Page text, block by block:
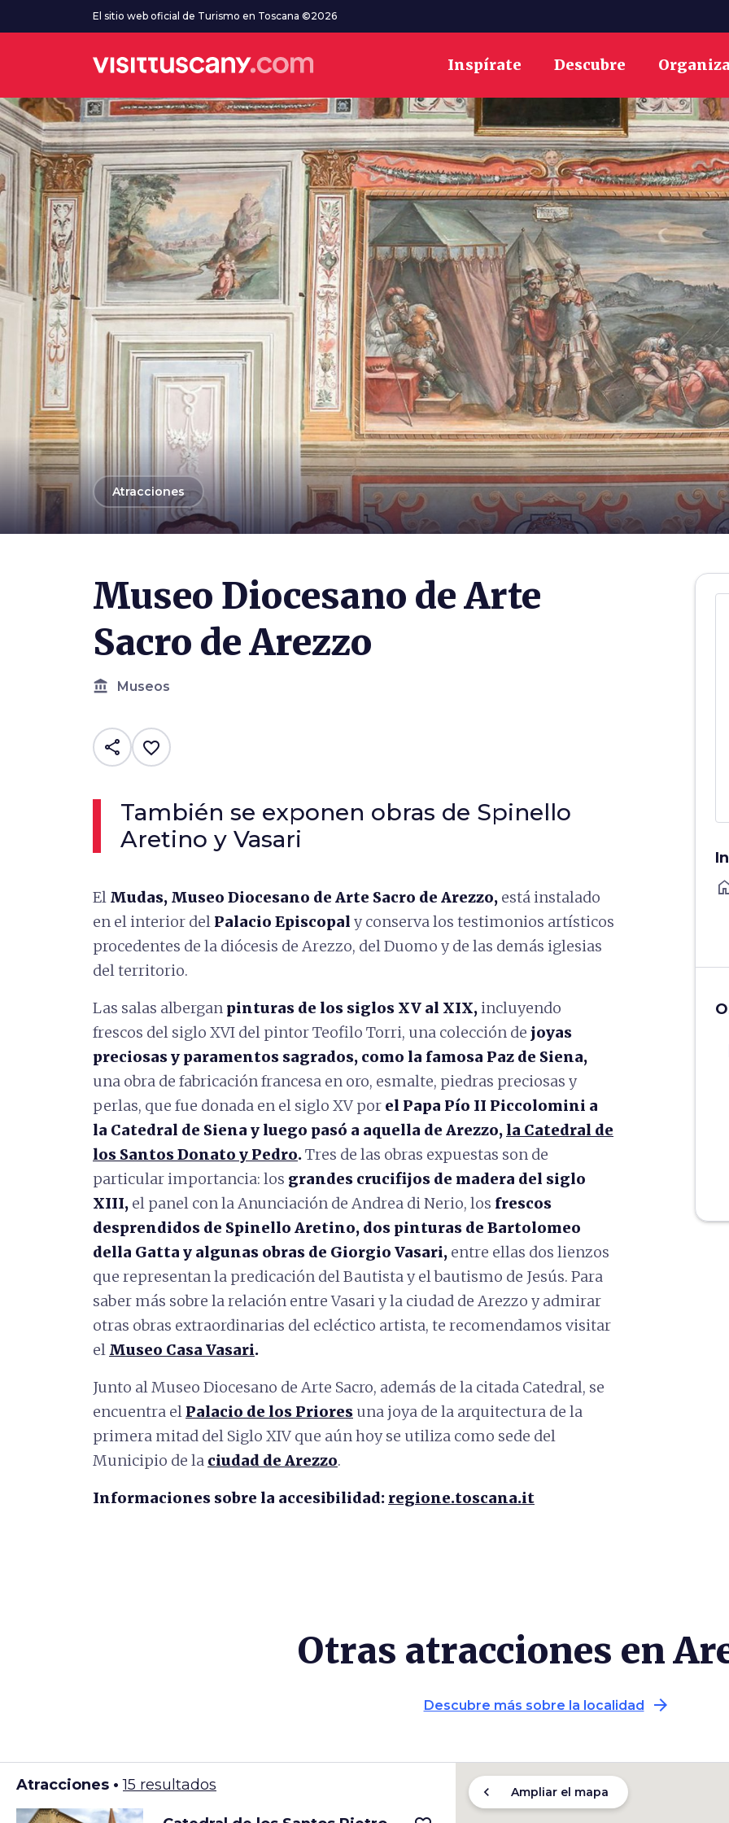
Ve al contenido principalEl sitio web oficial de Turismo en Toscana ©2026
Inspírate Descubre Organiza
arrow_back
Atracciones
Museo Diocesano de Arte
Sacro de Arezzo
account_balance Museos
share favorite_border
También se exponen obras de Spinello
Aretino y Vasari
El Mudas, Museo Diocesano de Arte Sacro de Arezzo, está instalado
en el interior del Palacio Episcopal y conserva los testimonios artísticos
procedentes de la diócesis de Arezzo, del Duomo y de las demás iglesias
del territorio.
Las salas albergan pinturas de los siglos XV al XIX,incluyendo
frescos del siglo XVI del pintor Teofilo Torri, una colección de joyas
preciosas y paramentos sagrados, como la famosa Paz de Siena,
una obra de fabricación francesa en oro, esmalte, piedras preciosas y
perlas, que fue donada en el siglo XV por el Papa Pío II Piccolomini a
la Catedral de Siena y luego pasó a aquella de Arezzo,la Catedral de
los Santos Donato y Pedro.Tres de las obras expuestas son de
particular importancia: los grandes crucifijos de madera del siglo
XIII, el panel con la Anunciación de Andrea di Nerio, los frescos
desprendidos de Spinello Aretino, dos pinturas de Bartolomeo
della Gatta y algunas obras de Giorgio Vasari, entre ellas dos lienzos
que representan la predicación del Bautista y el bautismo de Jesús. Para
saber más sobre la relación entre Vasari y la ciudad de Arezzo y admirar
otras obras extraordinarias del ecléctico artista, te recomendamos visitar
el Museo Casa Vasari.
Junto al Museo Diocesano de Arte Sacro, además de la citada Catedral, se
encuentra el Palacio de los Priores una joya de la arquitectura de la
primera mitad del Siglo XIV que aún hoy se utiliza como sede del
Municipio de la ciudad de Arezzo.
Informaciones sobre la accesibilidad: regione.toscana.it
Otras atracciones en
Descubre más sobre la localidad arrow_forward
Atracciones •15 resultados chevron_left Ampliar el mapa